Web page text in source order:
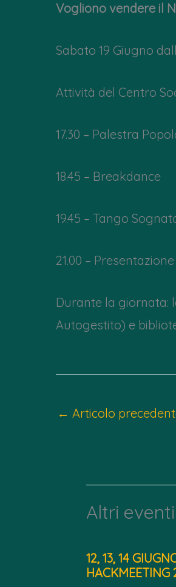
Vogliono vendere il
Sabato 19 Giugno
Attività del Centro
17.30 – Palestra
18.45 – Breakdance
19.45 – Tango
21.00 –
Durante la giornata:
Autogestito) e
← Articolo
Altri eventi
12, 13, 14
HACKMEETING